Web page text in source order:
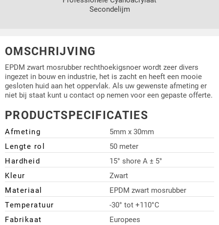
Secondelijm
OMSCHRIJVING
EPDM zwart mosrubber rechthoekigsnoer wordt zeer divers
ingezet in bouw en industrie, het is zacht en heeft een mooie
gesloten huid aan het oppervlak. Als uw gewenste afmeting er
niet bij staat kunt u contact op nemen voor een gepaste offerte.
PRODUCTSPECIFICATIES
Afmeting
5mm x 30mm
Lengte rol
50 meter
Hardheid
15° shore A ± 5°
Kleur
Zwart
Materiaal
EPDM zwart mosrubber
Temperatuur
-30° tot +110°C
Fabrikaat
Europees